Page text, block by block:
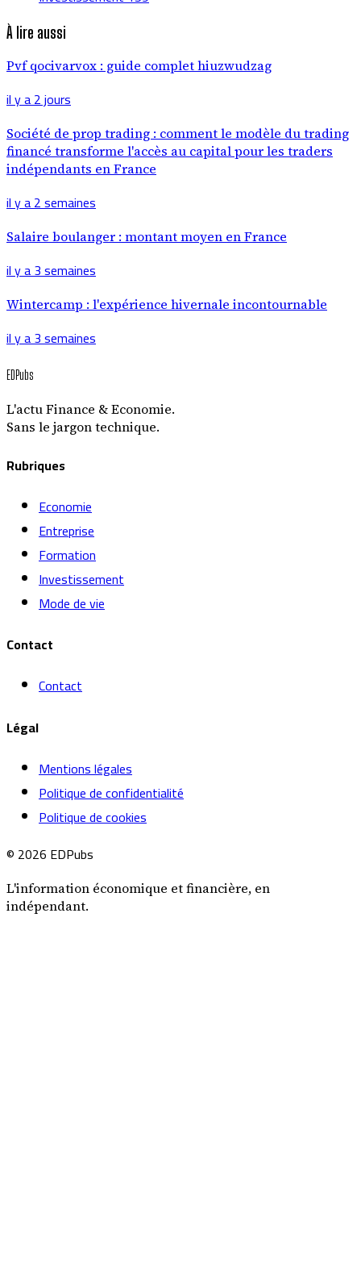
À lire aussi
Pvf qocivarvox : guide complet hiuzwudzag
il y a 2 jours
Société de prop trading : comment le modèle du trading
financé transforme l'accès au capital pour les traders
indépendants en France
il y a 2 semaines
Salaire boulanger : montant moyen en France
il y a 3 semaines
Wintercamp : l'expérience hivernale incontournable
il y a 3 semaines
EDPubs
L'actu Finance & Economie.
Sans le jargon technique.
Rubriques
Economie
Entreprise
Formation
Investissement
Mode de vie
Contact
Contact
Légal
Mentions légales
Politique de confidentialité
Politique de cookies
© 2026 EDPubs
L'information économique et financière, en
indépendant.